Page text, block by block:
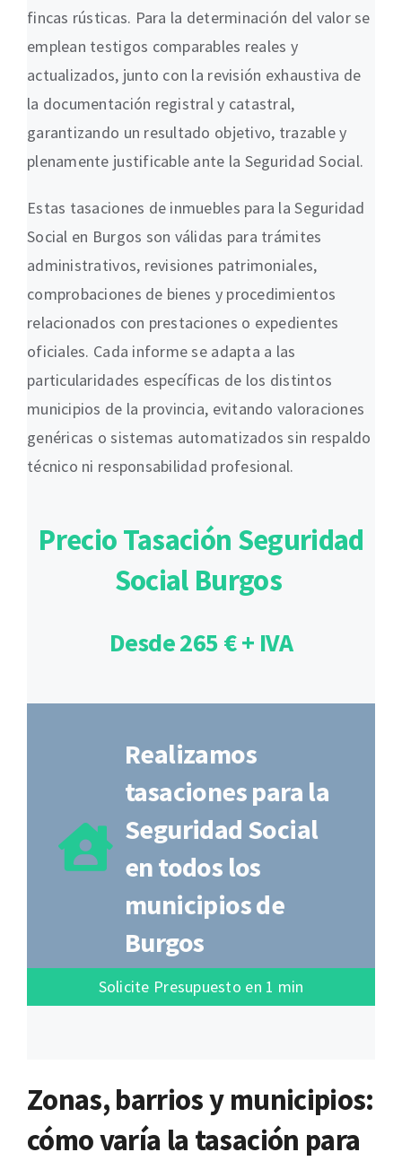
fincas rústicas. Para la determinación del valor se
emplean testigos comparables reales y
actualizados, junto con la revisión exhaustiva de
la documentación registral y catastral,
garantizando un resultado objetivo, trazable y
plenamente justificable ante la Seguridad Social.
Estas tasaciones de inmuebles para la Seguridad
Social en Burgos son válidas para trámites
administrativos, revisiones patrimoniales,
comprobaciones de bienes y procedimientos
relacionados con prestaciones o expedientes
oficiales. Cada informe se adapta a las
particularidades específicas de los distintos
municipios de la provincia, evitando valoraciones
genéricas o sistemas automatizados sin respaldo
técnico ni responsabilidad profesional.
Precio Tasación Seguridad
Social Burgos
Desde 265 € + IVA
Realizamos
tasaciones para la
Seguridad Social
en todos los
municipios de
Burgos
Solicite Presupuesto en 1 min
Zonas, barrios y municipios:
cómo varía la tasación para